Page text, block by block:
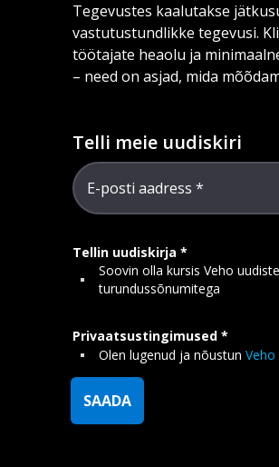
Tegevustes kaalutakse
vastutustundlikke tegevusi.
töötajate heaolu ja
– need on asjad, mida
Telli meie uudiskiri
E-posti aadress
Tellin uudiskirja
Soovin olla kursis Veho
turundussõnumitega
Privaatsustingimused
Olen lugenud ja nõustun
SAADA